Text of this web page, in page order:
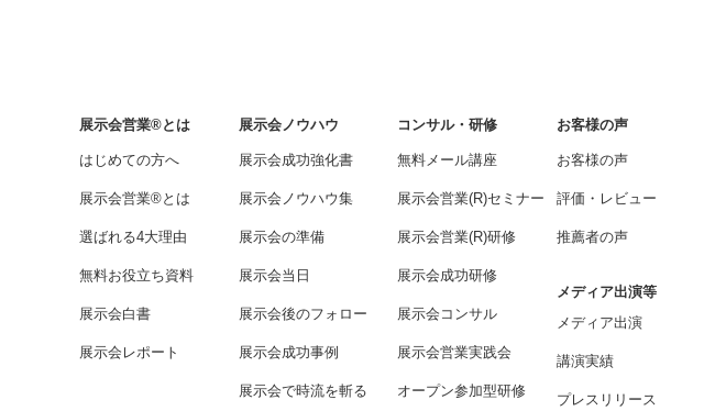
展示会営業®とは
はじめての方へ
展示会営業®とは
選ばれる4大理由
無料お役立ち資料
展示会白書
展示会レポート
展示会ノウハウ
展示会成功強化書
展示会ノウハウ集
展示会の準備
展示会当日
展示会後のフォロー
展示会成功事例
展示会で時流を斬る
コンサル・研修
無料メール講座
展示会営業(R)セミナー
展示会営業(R)研修
展示会成功研修
展示会コンサル
展示会営業実践会
オープン参加型研修
お客様の声
お客様の声
評価・レビュー
推薦者の声
メディア出演等
メディア出演
講演実績
プレスリリース